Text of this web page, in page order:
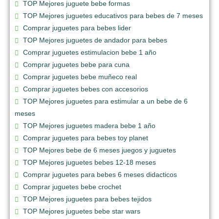
TOP Mejores juguete bebe formas
TOP Mejores juguetes educativos para bebes de 7 meses
Comprar juguetes para bebes lider
TOP Mejores juguetes de andador para bebes
Comprar juguetes estimulacion bebe 1 año
Comprar juguetes bebe para cuna
Comprar juguetes bebe muñeco real
Comprar juguetes bebes con accesorios
TOP Mejores juguetes para estimular a un bebe de 6
meses
TOP Mejores juguetes madera bebe 1 año
Comprar juguetes para bebes toy planet
TOP Mejores bebe de 6 meses juegos y juguetes
TOP Mejores juguetes bebes 12-18 meses
Comprar juguetes para bebes 6 meses didacticos
Comprar juguetes bebe crochet
TOP Mejores juguetes para bebes tejidos
TOP Mejores juguetes bebe star wars